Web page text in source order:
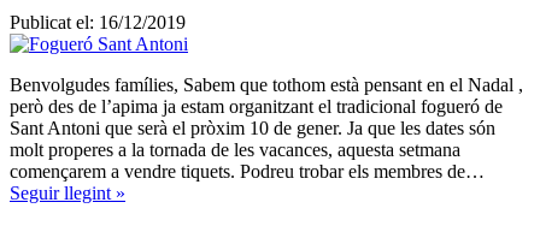
Publicat el: 16/12/2019
Benvolgudes famílies, Sabem que tothom està pensant en el Nadal ,
però des de l’apima ja estam organitzant el tradicional fogueró de
Sant Antoni que serà el pròxim 10 de gener. Ja que les dates són
molt properes a la tornada de les vacances, aquesta setmana
començarem a vendre tiquets. Podreu trobar els membres de…
Seguir llegint »